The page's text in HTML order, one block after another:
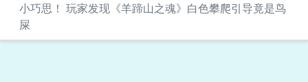
小巧思！ 玩家发现《羊蹄山之魂》白色攀爬引导竟是鸟
屎